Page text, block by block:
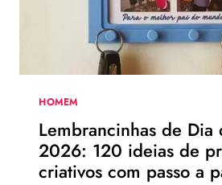
INSPIRAR
A
MONTAR
PRESENTEAR
OU
HOMEM
Lembrancinhas de Dia
2026: 120 ideias de
criativos com passo a